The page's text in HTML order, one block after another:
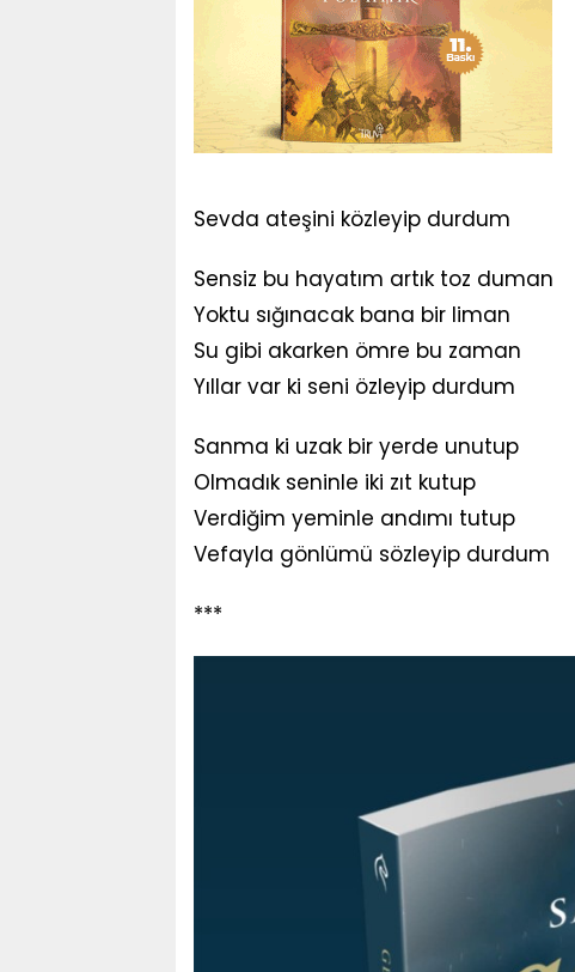
Sevda ateşini közleyip durdum
Sensiz bu hayatım artık toz duman
Yoktu sığınacak bana bir liman
Su gibi akarken ömre bu zaman
Yıllar var ki seni özleyip durdum
Sanma ki uzak bir yerde unutup
Olmadık seninle iki zıt kutup
Verdiğim yeminle andımı tutup
Vefayla gönlümü sözleyip durdum
***